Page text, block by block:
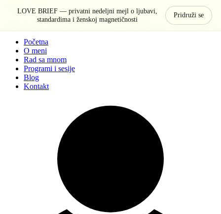
LOVE BRIEF — privatni nedeljni mejl o ljubavi,
standardima i ženskoj magnetičnosti
Pridruži se
Pređi na sadržaj
Ivana Anđić - za žene koje žele da budu izabrane, ne samo poželjne
Početna
O meni
Rad sa mnom
Programi i sesije
Blog
Kontakt